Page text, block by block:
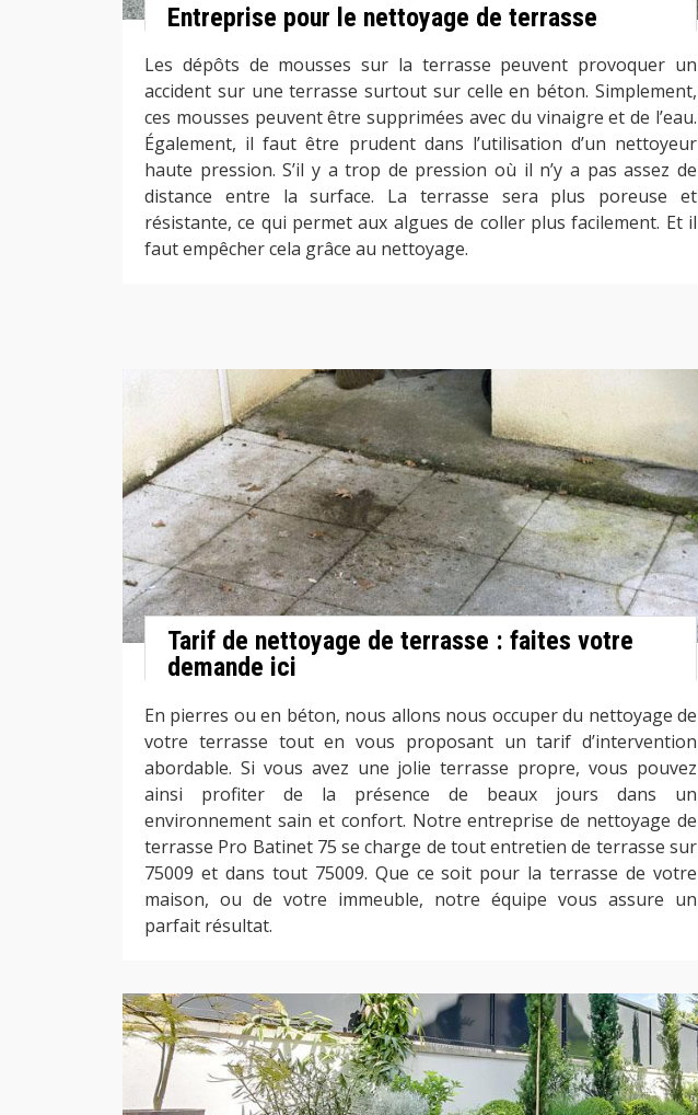
Entreprise pour le nettoyage de terrasse
Les dépôts de mousses sur la terrasse peuvent provoquer un
accident sur une terrasse surtout sur celle en béton. Simplement,
ces mousses peuvent être supprimées avec du vinaigre et de l’eau.
Également, il faut être prudent dans l’utilisation d’un nettoyeur
haute pression. S’il y a trop de pression où il n’y a pas assez de
distance entre la surface. La terrasse sera plus poreuse et
résistante, ce qui permet aux algues de coller plus facilement. Et il
faut empêcher cela grâce au nettoyage.
Tarif de nettoyage de terrasse : faites votre
demande ici
En pierres ou en béton, nous allons nous occuper du nettoyage de
votre terrasse tout en vous proposant un tarif d’intervention
abordable. Si vous avez une jolie terrasse propre, vous pouvez
ainsi profiter de la présence de beaux jours dans un
environnement sain et confort. Notre entreprise de nettoyage de
terrasse Pro Batinet 75 se charge de tout entretien de terrasse sur
75009 et dans tout 75009. Que ce soit pour la terrasse de votre
maison, ou de votre immeuble, notre équipe vous assure un
parfait résultat.